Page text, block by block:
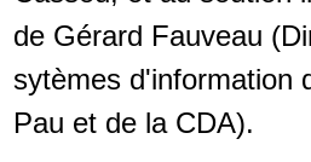
de Gérard Fauveau
sytèmes d'information
Pau et de la CDA).